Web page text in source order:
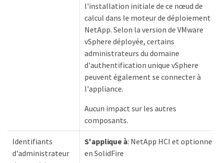
l'installation initiale de ce nœud de
calcul dans le moteur de déploiement
NetApp. Selon la version de VMware
vSphere déployée, certains
administrateurs du domaine
d'authentification unique vSphere
peuvent également se connecter à
l'appliance.
Aucun impact sur les autres
composants.
Identifiants
d'administrateur
S'applique à: NetApp HCI et optionnel
en SolidFire